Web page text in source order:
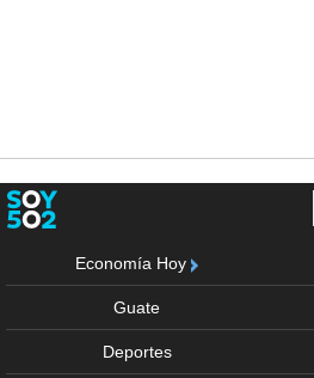
Economía Hoy
Guate
Deportes